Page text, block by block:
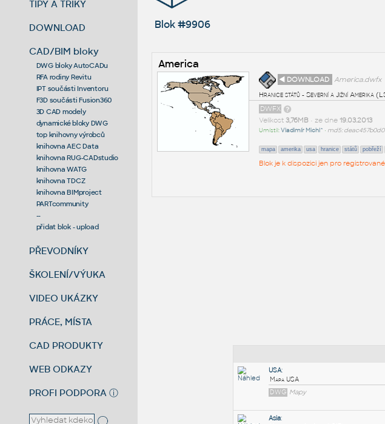
TIPY A TRIKY
DOWNLOAD
CAD/BIM bloky
DWG bloky AutoCADu
RFA rodiny Revitu
IPT součásti Inventoru
F3D součásti Fusion360
3D CAD modely
dynamické bloky DWG
top knihovny výrobců
knihovna AEC Data
knihovna RUG-CADstudio
knihovna WATG
knihovna TDCZ
knihovna BIMproject
PARTcommunity
--
přidat blok - upload
PŘEVODNÍKY
ŠKOLENÍ/VÝUKA
VIDEO UKÁZKY
PRÁCE, MÍSTA
CAD PRODUKTY
WEB ODKAZY
PROFI PODPORA ⓘ
Blok #9906
America
◄ DOWNLOAD
America.dwfx
Hranice států - Severní a Jižní Amerika
DWFX
Velikost 3,76MB• ze dne 19.03.2013
Umístil:Vladimír Michl^ • md5:
mapa amerika usa hranice států pobřeží
Blok je k dispozici jen pro